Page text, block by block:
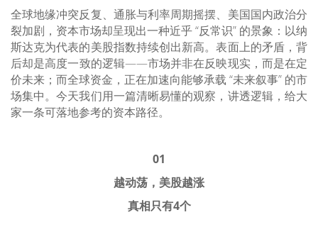
全球地缘冲突反复、通胀与利率周期摇摆、美国国内政治分
裂加剧，资本市场却呈现出一种近乎 “反常识” 的景象：以纳
斯达克为代表的美股指数持续创出新高。表面上的矛盾，背
后却是高度一致的逻辑——市场并非在反映现实，而是在定
价未来；而全球资金，正在加速向能够承载 “未来叙事” 的市
场集中。今天我们用一篇清晰易懂的观察，讲透逻辑，给大
家一条可落地参考的资本路径。
01
越动荡，美股越涨
真相只有4个